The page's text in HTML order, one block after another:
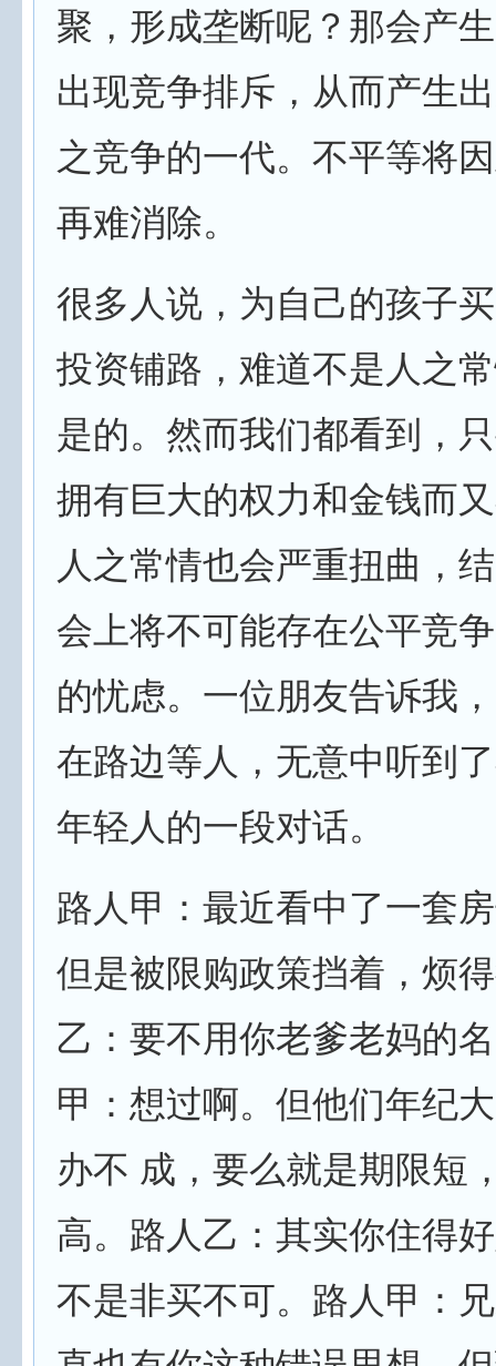
聚，形成垄断呢？那会产
出现竞争排斥，从而产生
之竞争的一代。不平等将
再难消除。
很多人说，为自己的孩子
投资铺路，难道不是人之
是的。然而我们都看到，
拥有巨大的权力和金钱而
人之常情也会严重扭曲，
会上将不可能存在公平竞
的忧虑。 一位朋友告诉我
在路边等人，无意中听到
年轻人的一段对话。
路人甲：最近看中了一套
但是被限购政策挡着，烦
乙：要不用你老爹老妈的
甲：想过啊。但他们年纪
办不 成，要么就是期限短
高。路人乙：其实你住得
不是非买不可。路人甲：